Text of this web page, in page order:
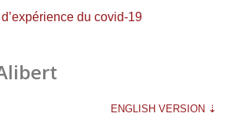
du covid-19
ENGLISH VERSION ⇣